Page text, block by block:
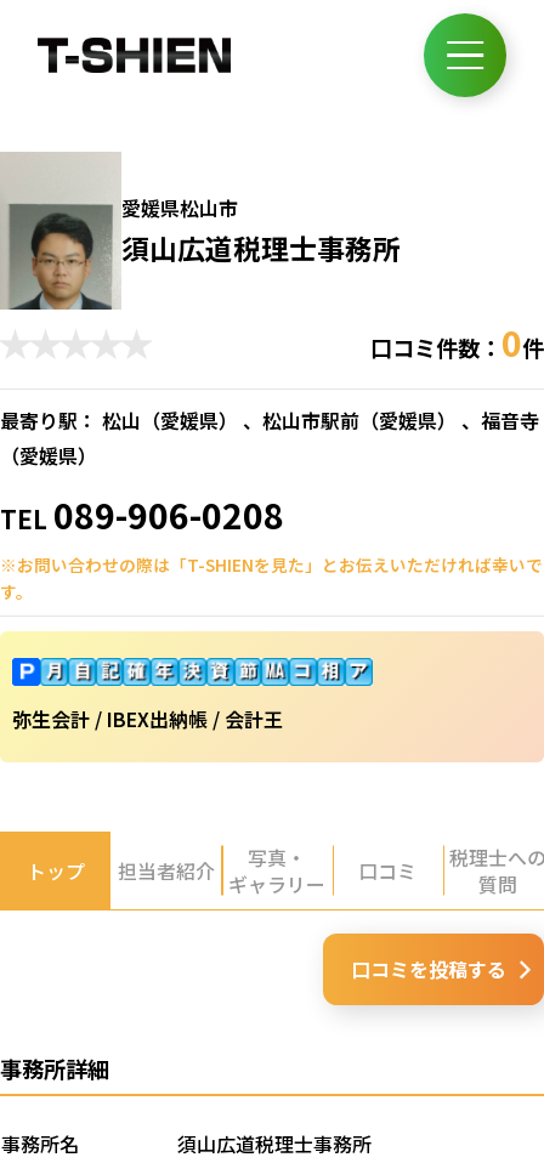
愛媛県松山市
須山広道税理士事務所
口コミ件数： 0件
最寄り駅： 松山（愛媛県） 、松山市駅前（愛媛県） 、福音寺
（愛媛県）
TEL 089-906-0208
※お問い合わせの際は「T-SHIENを見た」とお伝えいただければ幸いで
す。
弥生会計 / IBEX出納帳 / 会計王
トップ 担当者紹介
写真・
ギャラリー
口コミ
税理士へ
質問
口コミを投稿する
事務所詳細
事務所名 須山広道税理士事務所